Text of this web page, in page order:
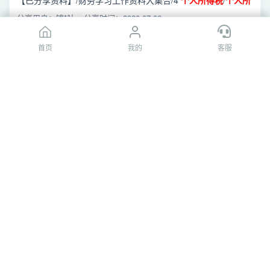
得税专项附加扣除信息表及填表说明.doc
分享用户：锦*社 分享时间：2020-07-06
[百度网盘] 附加
信息表及填表说
首页 我的 客服
首页 我的 客服